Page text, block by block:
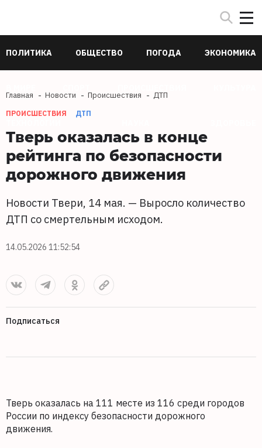
ПОЛИТИКА ОБЩЕСТВО ПОГОДА ЭКОНОМИКА
Главная Новости Происшествия ДТП
ПРОИСШЕСТВИЯ ДТП
Тверь оказалась в конце
рейтинга по безопасности
дорожного движения
Новости Твери, 14 мая. — Выросло количество
ДТП со смертельным исходом.
14.05.2026 11:52:54
Подписаться
Тверь оказалась на 111 месте из 116 среди городов
России по индексу безопасности дорожного
движения.